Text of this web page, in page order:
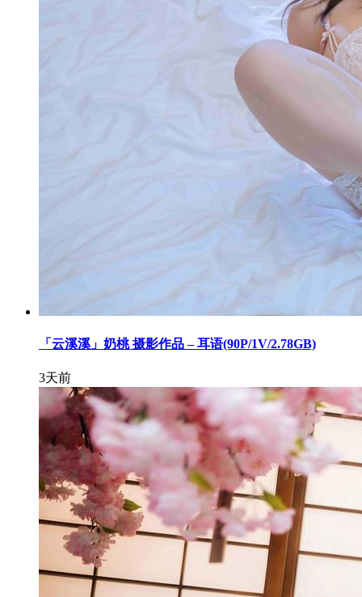
「云溪溪」奶桃 摄影作品 – 耳语(90P/1V/2.78GB)
3天前